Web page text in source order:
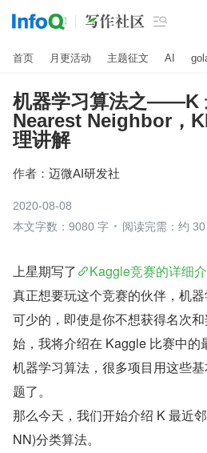

首页 月更活动 主题征文 AI
机器学习算法之——K
Nearest Neighbor，
理讲解
作者： 迈微AI研发社
2020-08-08
本文字数：9080 字
阅读完需：约
上星期写了 Kaggle竞赛的详细
真正想要玩这个竞赛的伙伴，机
可少的，即使是你不想获得名次
始，我将介绍在 Kaggle 比赛中的
机器学习算法，很多项目用这些
题了。
那么今天，我们开始介绍 K 最近
NN)分类算法。